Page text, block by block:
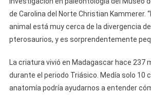
de Carolina del Norte Christian Kammerer.
animal está muy cerca de la divergencia
pterosaurios, y es sorprendentemente
La criatura vivió en Madagascar hace 237
durante el periodo Triásico. Medía solo 10
anatomía podría ayudarnos a entender